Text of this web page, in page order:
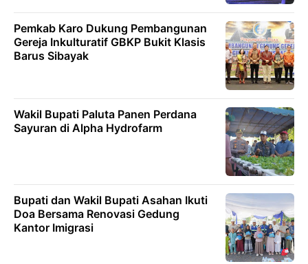
Pemkab Karo Dukung Pembangunan
Gereja Inkulturatif GBKP Bukit Klasis
Barus Sibayak
Wakil Bupati Paluta Panen Perdana
Sayuran di Alpha Hydrofarm
Bupati dan Wakil Bupati Asahan Ikuti
Doa Bersama Renovasi Gedung
Kantor Imigrasi